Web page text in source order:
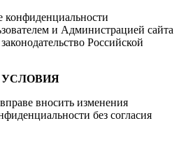
и Администрацией сайта
Российской
УСЛОВИЯ
вносить изменения
без согласия